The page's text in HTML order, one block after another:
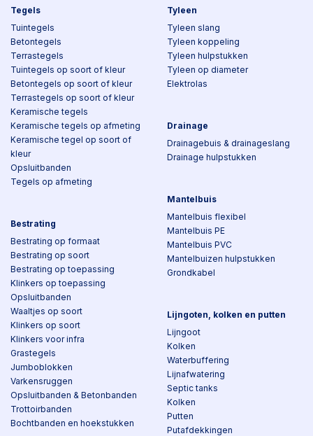
Tegels
Tuintegels
Betontegels
Terrastegels
Tuintegels op soort of kleur
Betontegels op soort of kleur
Terrastegels op soort of kleur
Keramische tegels
Keramische tegels op afmeting
Keramische tegel op soort of
kleur
Opsluitbanden
Tegels op afmeting
Bestrating
Bestrating op formaat
Bestrating op soort
Bestrating op toepassing
Klinkers op toepassing
Opsluitbanden
Waaltjes op soort
Klinkers op soort
Klinkers voor infra
Grastegels
Jumboblokken
Varkensruggen
Opsluitbanden & Betonbanden
Trottoirbanden
Bochtbanden en hoekstukken
Tyleen
Tyleen slang
Tyleen koppeling
Tyleen hulpstukken
Tyleen op diameter
Elektrolas
Drainage
Drainagebuis & drainageslang
Drainage hulpstukken
Mantelbuis
Mantelbuis flexibel
Mantelbuis PE
Mantelbuis PVC
Mantelbuizen hulpstukken
Grondkabel
Lijngoten, kolken en putten
Lijngoot
Kolken
Waterbuffering
Lijnafwatering
Septic tanks
Kolken
Putten
Putafdekkingen